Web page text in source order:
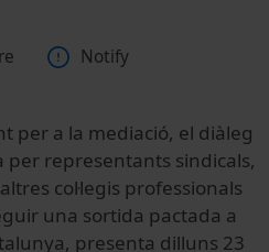
Notify
per a la mediació, el diàleg
per representants sindicals,
col·legis professionals
una sortida pactada a
presenta dilluns 23